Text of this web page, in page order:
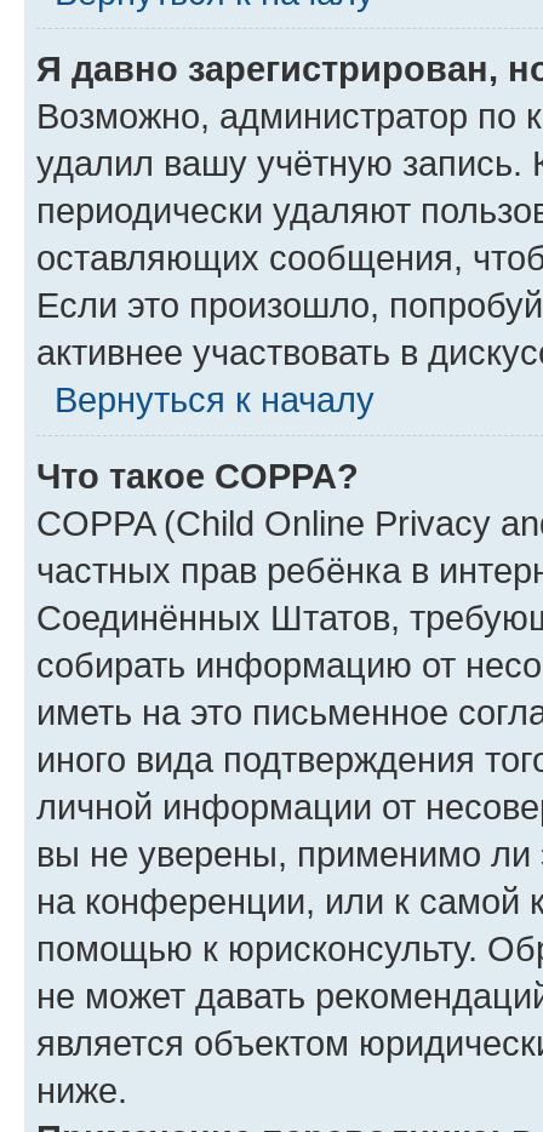
Я давно зарегистрирован,
Возможно, администратор по
удалил вашу учётную запись.
периодически удаляют
оставляющих сообщения,
Если это произошло,
активнее участвовать в
Вернуться к началу
Что такое COPPA?
COPPA (Child Online Privacy
частных прав ребёнка в
Соединённых Штатов,
собирать информацию от
иметь на это письменное
иного вида подтверждения
личной информации от
вы не уверены, применимо ли
на конференции, или к самой
помощью к юрисконсульту.
не может давать
является объектом
ниже.